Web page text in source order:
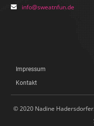
info@sweatnfun.de
Impressum
Kontakt
© 2020 Nadine